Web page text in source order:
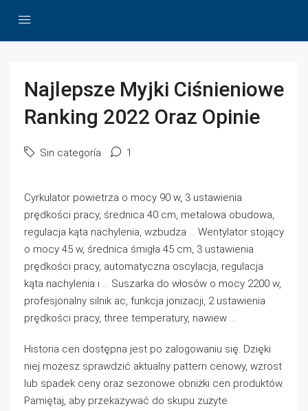
Najlepsze Myjki Ciśnieniowe
Ranking 2022 Oraz Opinie
Sin categoría 1
Cyrkulator powietrza o mocy 90 w, 3 ustawienia
prędkości pracy, średnica 40 cm, metalowa obudowa,
regulacja kąta nachylenia, wzbudza … Wentylator stojący
o mocy 45 w, średnica śmigła 45 cm, 3 ustawienia
prędkości pracy, automatyczna oscylacja, regulacja
kąta nachylenia i … Suszarka do włosów o mocy 2200 w,
profesjonalny silnik ac, funkcja jonizacji, 2 ustawienia
prędkości pracy, three temperatury, nawiew …
Historia cen dostępna jest po zalogowaniu się. Dzięki
niej możesz sprawdzić aktualny pattern cenowy, wzrost
lub spadek ceny oraz sezonowe obniżki cen produktów.
Pamiętaj, aby przekazywać do skupu zużyte